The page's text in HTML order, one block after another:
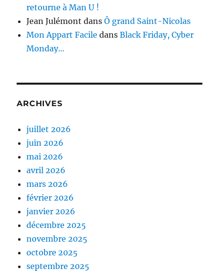
retourne à Man U !
Jean Julémont dansÔ grand Saint-Nicolas
Mon Appart Facile dansBlack Friday, Cyber
Monday…
ARCHIVES
juillet 2026
juin 2026
mai 2026
avril 2026
mars 2026
février 2026
janvier 2026
décembre 2025
novembre 2025
octobre 2025
septembre 2025